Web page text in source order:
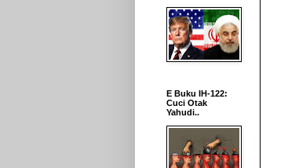
E Buku IH-122:
Cuci Otak
Yahudi..